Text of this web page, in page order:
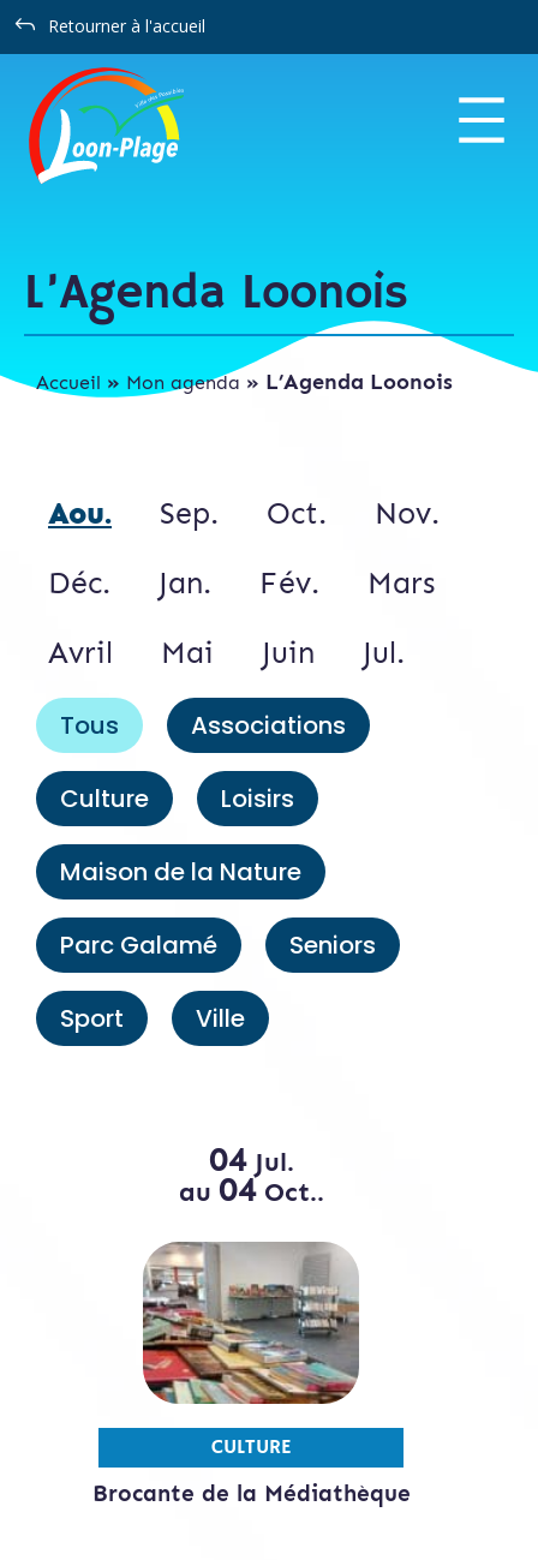
J Retourner à l'accueil
L’Agenda Loonois
Accueil » Mon agenda » L’Agenda Loonois
Aou. Sep. Oct.
Nov.
Déc.
Jan. Fév.
Mars
Avril
Mai Juin Jul.
Tous Associations
Culture Loisirs
Maison de la Nature
Parc Galamé Seniors
Sport Ville
04Jul.
au 04Oct..
CULTURE
Brocante de la Médiathèque
Panneau de gestion des cookies